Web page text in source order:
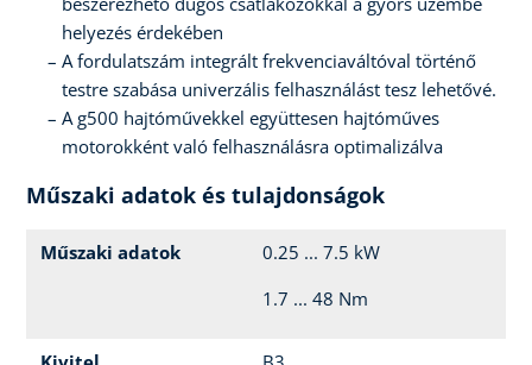
helyezés érdekében
A fordulatszám integrált frekvenciaváltóval történő
testre szabása univerzális felhasználást tesz lehetővé.
A g500 hajtóművekkel együttesen hajtóműves
motorokként való felhasználásra optimalizálva
Műszaki adatok és tulajdonságok
Műszaki adatok
0.25 ... 7.5 kW
1.7 ... 48 Nm